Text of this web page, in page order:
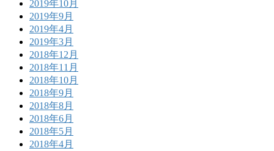
2019年10月
2019年9月
2019年4月
2019年3月
2018年12月
2018年11月
2018年10月
2018年9月
2018年8月
2018年6月
2018年5月
2018年4月